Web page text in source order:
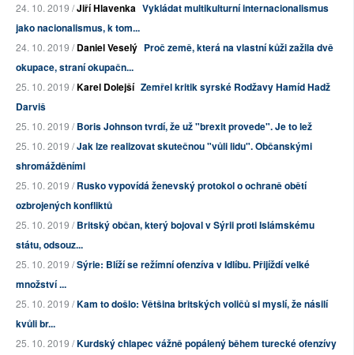
24. 10. 2019 /Jiří Hlavenka Vykládat multikulturní internacionalismus
jako nacionalismus, k tom...
24. 10. 2019 /Daniel Veselý Proč země, která na vlastní kůži zažila dvě
okupace, straní okupačn...
25. 10. 2019 /Karel Dolejší Zemřel kritik syrské Rodžavy Hamíd Hadž
Darviš
25. 10. 2019 /Boris Johnson tvrdí, že už "brexit provede". Je to lež
25. 10. 2019 /Jak lze realizovat skutečnou "vůli lidu". Občanskými
shromážděními
25. 10. 2019 /Rusko vypovídá ženevský protokol o ochraně obětí
ozbrojených konfliktů
25. 10. 2019 /Britský občan, který bojoval v Sýrii proti Islámskému
státu, odsouz...
25. 10. 2019 /Sýrie: Blíží se režímní ofenzíva v Idlíbu. Přijíždí velké
množství ...
25. 10. 2019 /Kam to došlo: Většina britských voličů si myslí, že násilí
kvůli br...
25. 10. 2019 /Kurdský chlapec vážně popálený během turecké ofenzívy